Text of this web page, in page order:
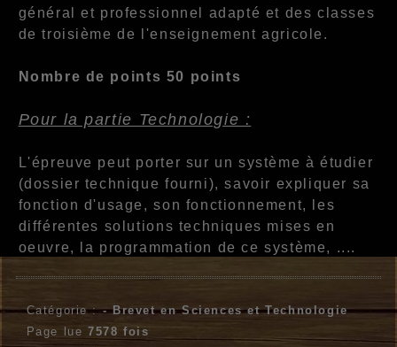
général et professionnel adapté et des classes
de troisième de l'enseignement agricole.
Nombre de points 50 points
Pour la partie Technologie :
L'épreuve peut porter sur un système à étudier
(dossier technique fourni), savoir expliquer sa
fonction d'usage, son fonctionnement, les
différentes solutions techniques mises en
oeuvre, la programmation de ce système, ....
Catégorie :-Brevet en Sciences et Technologie
Page lue 7578 fois